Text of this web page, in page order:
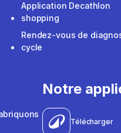
Application Decathlon
shopping
Rendez-vous de
cycle
Notre
Télécharger